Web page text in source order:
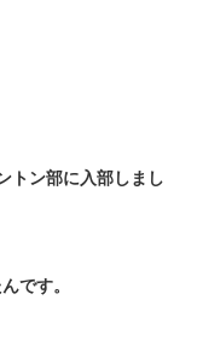
トン部に入部しまし
です。